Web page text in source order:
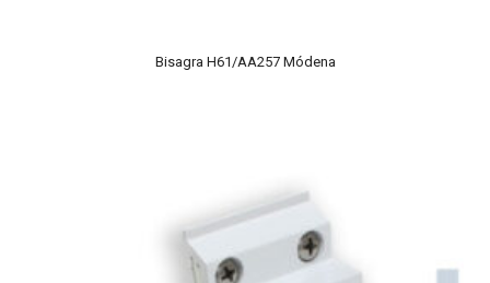
Bisagra H61/AA257 Módena